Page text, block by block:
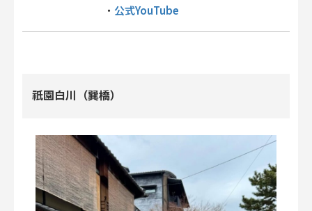
・ 公式YouTube
祇園白川（巽橋）